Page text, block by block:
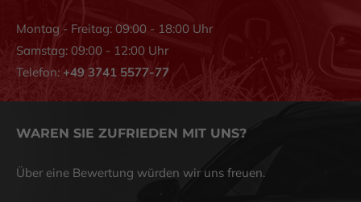
Montag - Freitag: 09:00 - 18:00 Uhr
Samstag: 09:00 - 12:00 Uhr
Telefon: +49 3741 5577-77
Unsere Service-Hotline nimmt Ihren Anruf entgegen und
WAREN SIE ZUFRIEDEN MIT UNS?
Über eine Bewertung würden wir uns freuen.